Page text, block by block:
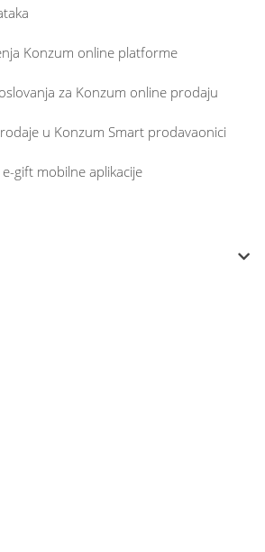
Konzum online platforme
za Konzum online prodaju
u Konzum Smart prodavaonici
gift mobilne aplikacije